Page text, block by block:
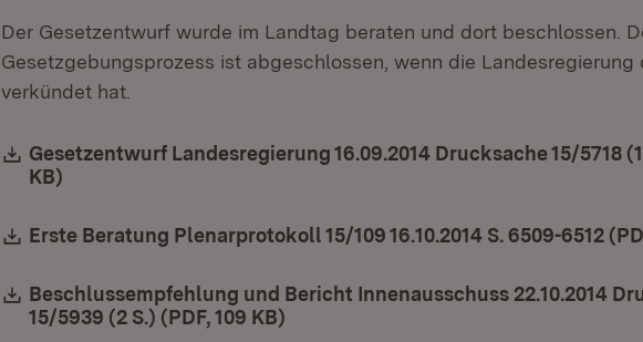
Der Gesetzentwurf wurde im Landtag beraten und dort beschlossen.
Gesetzgebungsprozess ist abgeschlossen, wenn die Landesregierung
verkündet hat.
Download:
Gesetzentwurf Landesregierung 16.09.2014 Drucksache 15/5718
KB)
Download:
Erste Beratung Plenarprotokoll 15/109 16.10.2014 S. 6509-6512
Download:
Beschlussempfehlung und Bericht Innenausschuss 22.10.2014
15/5939 (2 S.) (PDF, 109 KB)